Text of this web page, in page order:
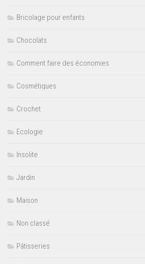
Bricolage pour enfants
Chocolats
Comment faire des économies
Cosmétiques
Crochet
Ecologie
Insolite
Jardin
Maison
Non classé
Pâtisseries